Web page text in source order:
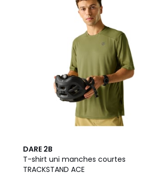
DARE 2B
T-shirt uni manches courtes
TRACKSTAND ACE
3
Couleurs